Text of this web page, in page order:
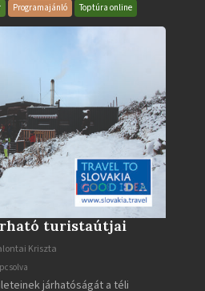
Programajánló Toptúra online
turistaútjai
Kriszta
járhatóságát a téli